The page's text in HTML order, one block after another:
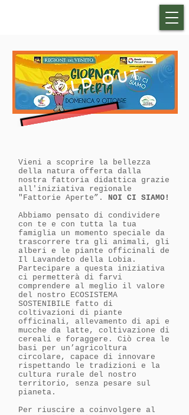
SOLD OUT
Vieni a scoprire la bellezza
della natura offerta dalla
nostra fattoria didattica grazie
all'iniziativa regionale
"Fattorie Aperte”. NOI CI SIAMO!
Abbiamo pensato di condividere
con te e con tutta la tua
famiglia un momento speciale da
trascorrere tra gli animali, gli
alberi e le piante officinali de
Il Lavandeto della Lobia.
Partecipare a questa iniziativa
ci permetterà di farvi
comprendere al meglio il valore
del nostro ECOSISTEMA
SOSTENIBILE fatto di
coltivazioni di piante
officinali, allevamento di api e
mucche da latte, coltivazione di
cereali e foraggere. Ciò crea le
basi per un’agricoltura
circolare, capace di innovare
rispettando le tradizioni e la
cultura rurale del nostro
territorio, senza pesare sul
pianeta.
Per riuscire a coinvolgere al